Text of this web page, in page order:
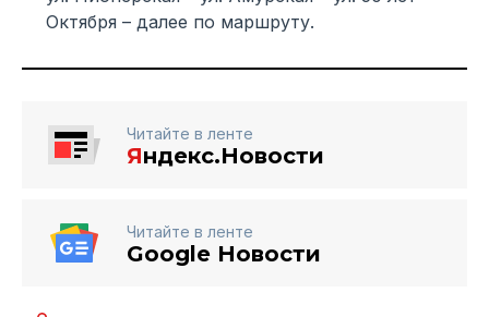
Октября – далее по маршруту.
Читайте в ленте
Яндекс.Новости
Читайте в ленте
Google Новости